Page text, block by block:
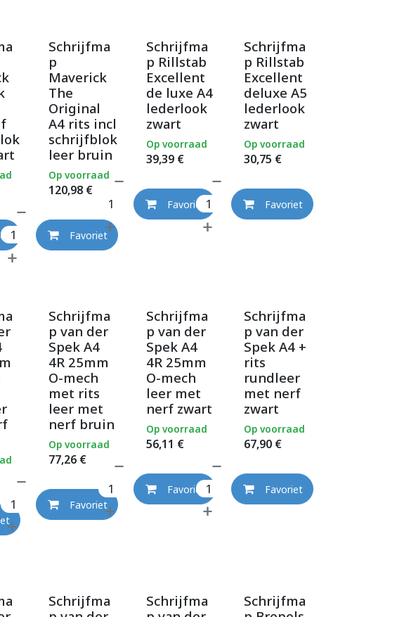
Schrijfma
p
Maverick
The
Original
A4 rits incl
schrijfblok
leer bruin
120,98€
Op voorraad
Favoriet
Schrijfma
p Rillstab
Excellent
de luxe A4
lederlook
zwart
39,39€
Op voorraad
Favoriet
Schrijfma
p Rillstab
Excellent
deluxe A5
lederlook
zwart
30,75 €
Op voorraad
Favoriet
Schrijfma
p van der
Spek A4
4R 25mm
O-mech
met rits
leer met
nerf bruin
77,26€
Op voorraad
Favoriet
Schrijfma
p van der
Spek A4
4R 25mm
O-mech
leer met
nerf zwart
56,11 €
Op voorraad
Favoriet
Schrijfma
p van der
Spek A4 +
rits
rundleer
met nerf
zwart
67,90€
Op voorraad
Favoriet
Schrijfma
Schrijfma
Schrijfma